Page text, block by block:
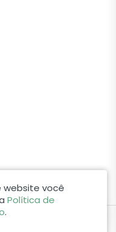
website você
Política de
.